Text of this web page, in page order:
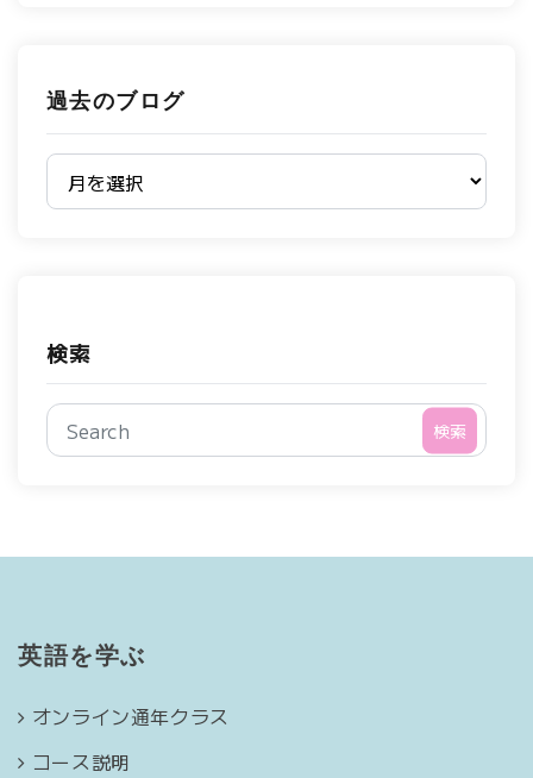
過去のブログ
過去のブログ
検索
検索
英語を学ぶ
オンライン通年クラス
コース説明